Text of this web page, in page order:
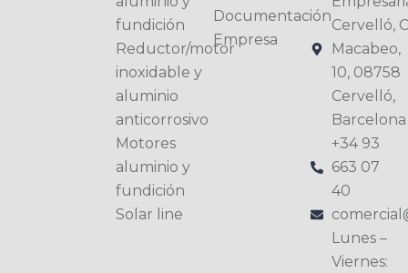
fundición
Reductor/motor
inoxidable y
aluminio
anticorrosivo
Motores
aluminio y
fundición
Solar line
Documentación
Empresa
Cervelló,
Macabeo,
10, 08758
Cervelló,
Barcelona
+34 93
663 07
40
Lunes –
Viernes: